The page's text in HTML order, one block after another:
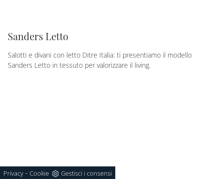
Sanders Letto
Salotti e divani con letto Ditre Italia: ti presentiamo il modello
Sanders Letto in tessuto per valorizzare il living.
Privacy - Cookie Gestisci i consensi